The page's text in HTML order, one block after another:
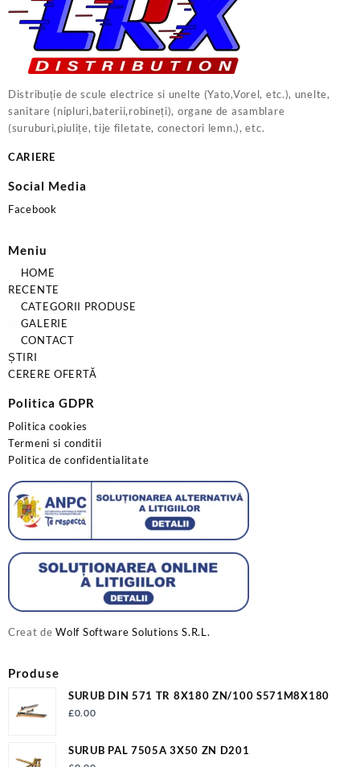
Distribuție de scule electrice si unelte (Yato,Vorel, etc.), unelte,
sanitare (nipluri,baterii,robineți), organe de asamblare
(suruburi,piulițe, tije filetate, conectori lemn.), etc.
CARIERE
Social Media
Facebook
Meniu
HOME
RECENTE
CATEGORII PRODUSE
GALERIE
CONTACT
ȘTIRI
CERERE OFERTĂ
Politica GDPR
Politica cookies
Termeni si conditii
Politica de confidentialitate
Creat deWolf Software Solutions S.R.L.
Produse
SURUB DIN 571 TR 8X180 ZN/100 S571M8X180
£0.00
SURUB PAL 7505A 3X50 ZN D201